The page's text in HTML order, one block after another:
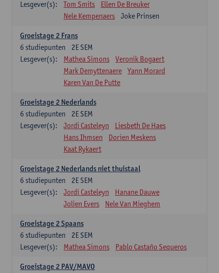
Lesgever(s):
Tom Smits
Ellen De Breuker
Nele Kempenaers
Joke Prinsen
Groeistage 2 Frans
2E SEM
6 studiepunten
Lesgever(s):
Mathea Simons
Veronik Bogaert
Mark Demyttenaere
Yann Morard
Karen Van De Putte
Groeistage 2 Nederlands
2E SEM
6 studiepunten
Lesgever(s):
Jordi Casteleyn
Liesbeth De Haes
Hans Ihmsen
Dorien Meskens
Kaat Rykaert
Groeistage 2 Nederlands niet thuistaal
2E SEM
6 studiepunten
Lesgever(s):
Jordi Casteleyn
Hanane Dauwe
Jolien Evers
Nele Van Mieghem
Groeistage 2 Spaans
2E SEM
6 studiepunten
Lesgever(s):
Mathea Simons Pablo Castaño Sequeros
Groeistage 2 PAV/MAVO